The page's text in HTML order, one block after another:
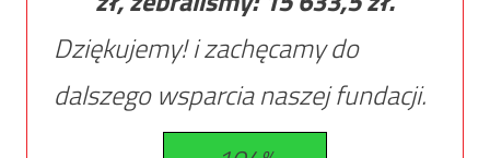
Dziękujemy! i zachęcamy do
dalszego wsparcia naszej fundacji.